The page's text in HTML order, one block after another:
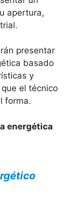
apertura,
presentar
basado
y
el técnico
forma.
energética